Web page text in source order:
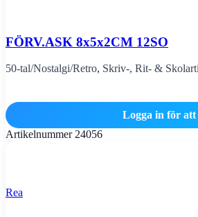
FÖRV.ASK 8x5x2CM 12SO
50-tal/Nostalgi/Retro, Skriv-, Rit- &
Logga in för att
Artikelnummer 24056
Rea